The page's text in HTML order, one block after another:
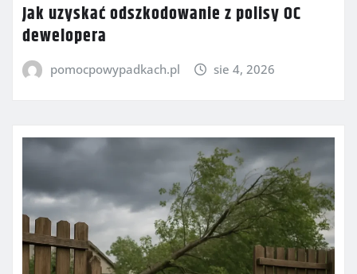
Jak uzyskać odszkodowanie z polisy OC
dewelopera
pomocpowypadkach.pl sie 4, 2026